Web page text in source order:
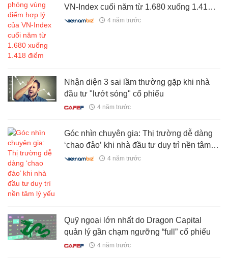
VN-Index cuối năm từ 1.680 xuống 1.418
điểm
4 năm trước
Nhận diện 3 sai lầm thường gặp khi nhà
đầu tư "lướt sóng" cổ phiếu
4 năm trước
Góc nhìn chuyên gia: Thị trường dễ dàng
‘chao đảo’ khi nhà đầu tư duy trì nền tâm lý
yếu
4 năm trước
Quỹ ngoại lớn nhất do Dragon Capital
quản lý gần chạm ngưỡng “full” cổ phiếu
4 năm trước